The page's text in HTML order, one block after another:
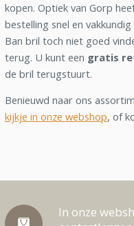
kopen. Optiek van Gorp
bestelling snel en
Ban bril toch niet goed
terug. U kunt een gratis
de bril terugstuurt.
Benieuwd naar ons
kijkje in onze webshop, of
In onze